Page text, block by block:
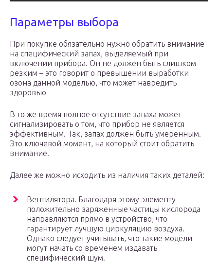
Параметры выбора
При покупке обязательно нужно обратить внимание
на специфический запах, выделяемый при
включении прибора. Он не должен быть слишком
резким – это говорит о превышении выработки
озона данной моделью, что может навредить
здоровью
В то же время полное отсутствие запаха может
сигнализировать о том, что прибор не является
эффективным. Так, запах должен быть умеренным.
Это ключевой момент, на который стоит обратить
внимание.
Далее же можно исходить из наличия таких деталей:
Вентилятора. Благодаря этому элементу
положительно заряженные частицы кислорода
направляются прямо в устройство, что
гарантирует лучшую циркуляцию воздуха.
Однако следует учитывать, что такие модели
могут начать со временем издавать
специфический шум.